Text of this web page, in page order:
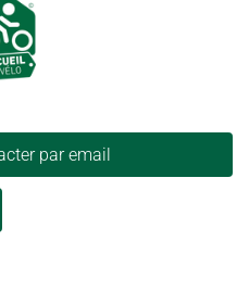
par email